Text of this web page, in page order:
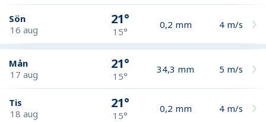
Sön
16 aug
21°
15°
0,2 mm 4 m/s
Mån
17 aug
21°
15°
34,3 mm 5 m/s
Tis
18 aug
21°
15°
0,2 mm 4 m/s